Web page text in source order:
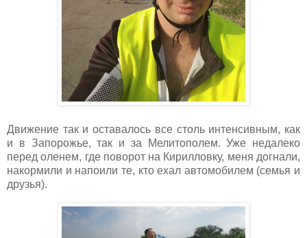
Движение так и оставалось все столь интенсивным, как
и в Запорожье, так и за Мелитополем. Уже недалеко
перед оленем, где поворот на Кирилловку, меня догнали,
накормили и напоили те, кто ехал автомобилем (семья и
друзья).